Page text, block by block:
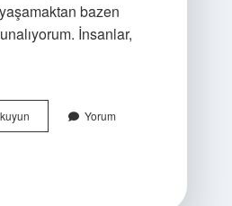
bazen
İnsanlar,
Rüyada
silahla
Yorum